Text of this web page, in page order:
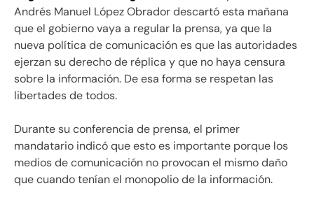
Andrés Manuel López Obrador descartó esta mañana
que el gobierno vaya a regular la prensa, ya que la
nueva política de comunicación es que las autoridades
ejerzan su derecho de réplica y que no haya censura
sobre la información. De esa forma se respetan las
libertades de todos.
Durante su conferencia de prensa, el primer
mandatario indicó que esto es importante porque los
medios de comunicación no provocan el mismo daño
que cuando tenían el monopolio de la información.